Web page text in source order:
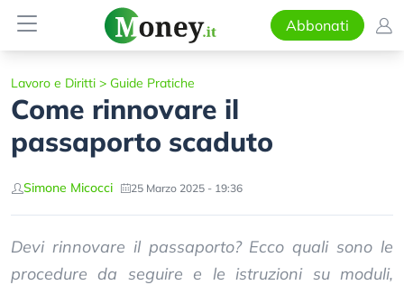
Abbonati
Lavoro e Diritti > Guide Pratiche
Come rinnovare il
passaporto scaduto
Simone Micocci 25 Marzo 2025 - 19:36
Devi rinnovare il passaporto? Ecco quali sono le
procedure da seguire e le istruzioni su moduli,